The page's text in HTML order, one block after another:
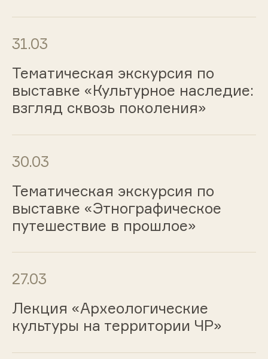
31.03
Тематическая экскурсия по
выставке «Культурное наследие:
взгляд сквозь поколения»
30.03
Тематическая экскурсия по
выставке «Этнографическое
путешествие в прошлое»
27.03
Лекция «Археологические
культуры на территории ЧР»